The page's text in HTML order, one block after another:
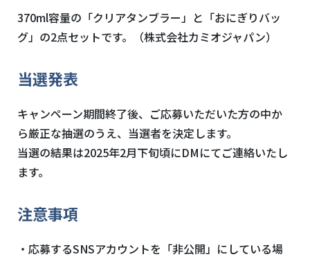
370ml容量の「クリアタンブラー」と「おにぎりバッ
グ」の2点セットです。
（株式会社カミオジャパン）
当選発表
キャンペーン期間終了後、ご応募いただいた方の中か
ら厳正な抽選のうえ、当選者を決定します。
当選の結果は2025年2月下旬頃にDMにてご連絡いたし
ます。
注意事項
・応募するSNSアカウントを「非公開」にしている場